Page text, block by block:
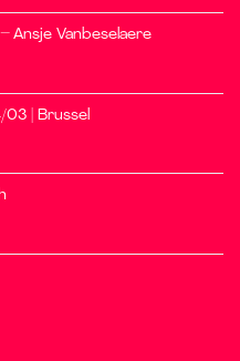
Ansje Vanbeselaere
| Brussel